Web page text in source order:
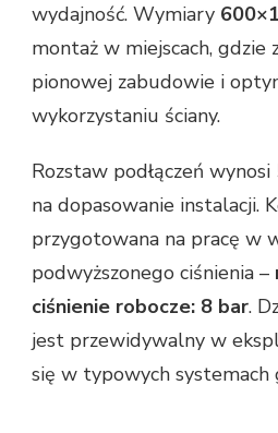
wydajność. Wymiary
montaż w miejscach, gdzie
pionowej zabudowie i
wykorzystaniu ściany.
Rozstaw podłączeń wynosi
na dopasowanie instalacji.
przygotowana na pracę w
podwyższonego ciśnienia –
ciśnienie robocze: 8 bar.
jest przewidywalny w
się w typowych systemach